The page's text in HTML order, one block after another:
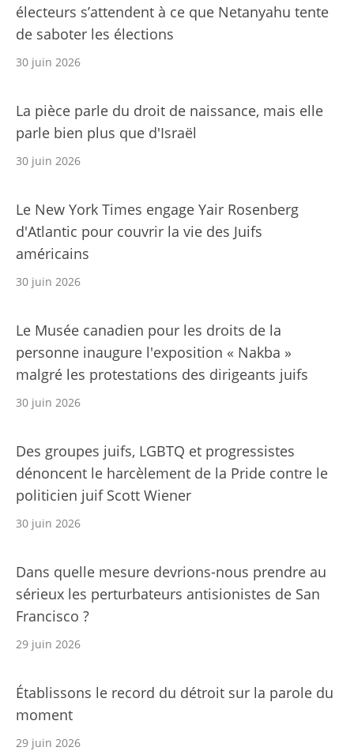
électeurs s’attendent à ce que Netanyahu tente
de saboter les élections
30 juin 2026
La pièce parle du droit de naissance, mais elle
parle bien plus que d'Israël
30 juin 2026
Le New York Times engage Yair Rosenberg
d'Atlantic pour couvrir la vie des Juifs
américains
30 juin 2026
Le Musée canadien pour les droits de la
personne inaugure l'exposition « Nakba »
malgré les protestations des dirigeants juifs
30 juin 2026
Des groupes juifs, LGBTQ et progressistes
dénoncent le harcèlement de la Pride contre le
politicien juif Scott Wiener
30 juin 2026
Dans quelle mesure devrions-nous prendre au
sérieux les perturbateurs antisionistes de San
Francisco ?
29 juin 2026
Établissons le record du détroit sur la parole du
moment
29 juin 2026